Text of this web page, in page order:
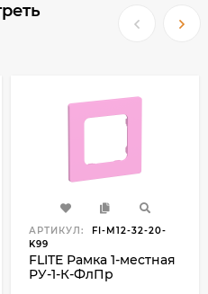
АРТИКУЛ:
FI-M12-32-20-
K99
FLITE Рамка 1-местная
РУ-1-К-ФлПр